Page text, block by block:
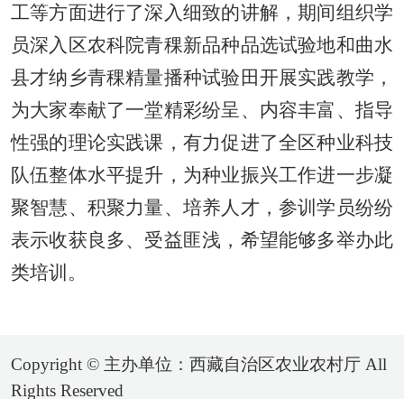
工等方面进行了深入细致的讲解，期间组织学
员深入区农科院青稞新品种品选试验地和曲水
县才纳乡青稞精量播种试验田开展实践教学，
为大家奉献了一堂精彩纷呈、内容丰富、指导
性强的理论实践课，有力促进了全区种业科技
队伍整体水平提升，为种业振兴工作进一步凝
聚智慧、积聚力量、培养人才，参训学员纷纷
表示收获良多、受益匪浅，希望能够多举办此
类培训。
Copyright © 主办单位：西藏自治区农业农村厅 All
Rights Reserved